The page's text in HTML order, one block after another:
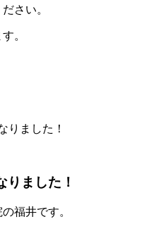
さい。
。
りました！
りました！
福井です。